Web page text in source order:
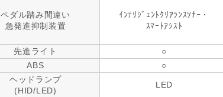
ペダル踏み間違い
急発進抑制装置
ｲﾝﾃﾘｼﾞｪﾝﾄｸﾘｱﾗﾝｽｿﾅｰ・
ｽﾏｰﾄｱｼｽﾄ
先進ライト
○
ABS ○
ヘッドランプ
(HID/LED)
LED